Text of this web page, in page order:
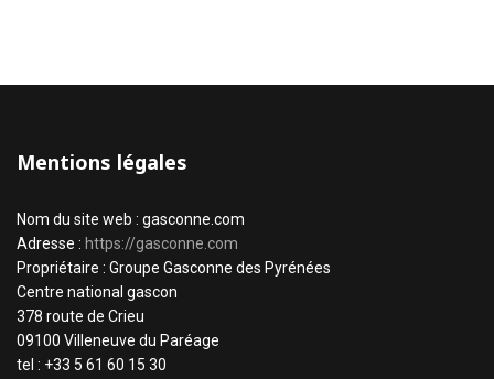
Mentions légales
Nom du site web : gasconne.com
Adresse : https://gasconne.com
Propriétaire : Groupe Gasconne des Pyrénées
Centre national gascon
378 route de Crieu
09100 Villeneuve du Paréage
tel : +33 5 61 60 15 30